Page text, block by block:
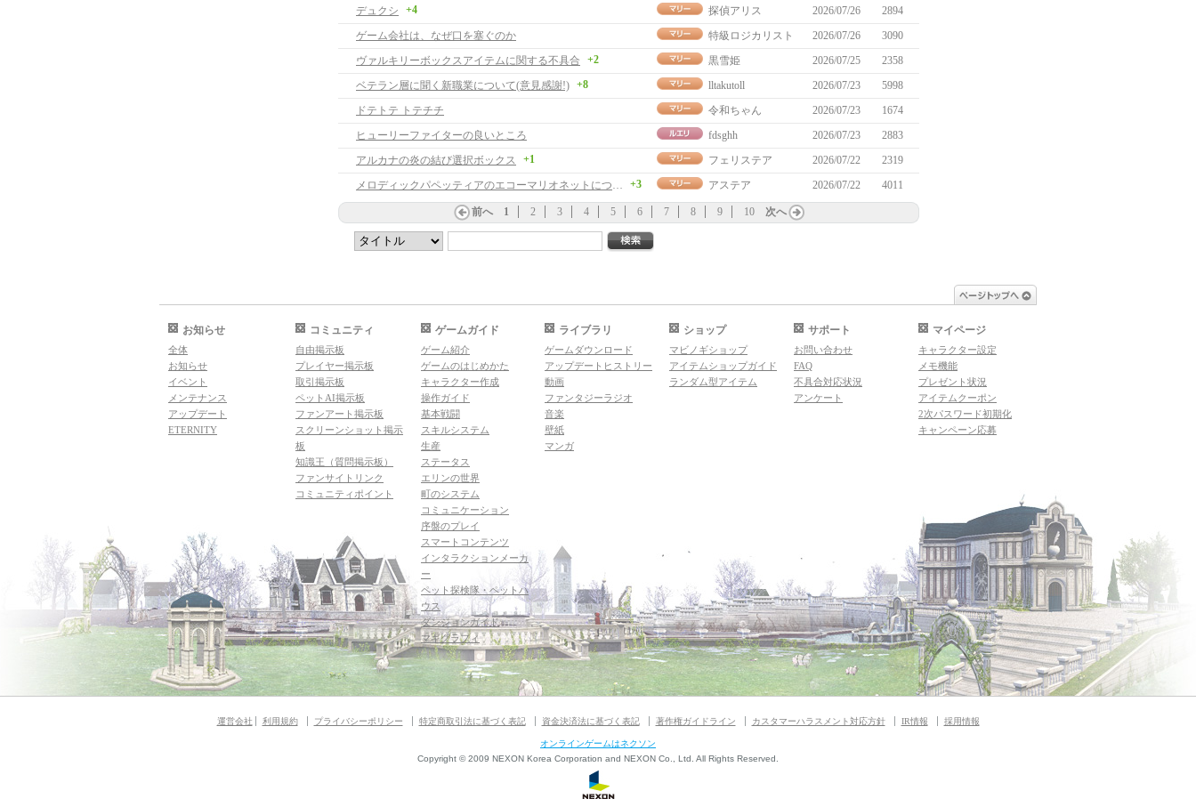
デュクシ
+4 探偵アリス 2026/07/26
2894
ゲーム会社は、なぜ口を塞ぐのか
特級ロジカリスト 2026/07/26
3090
ヴァルキリーボックスアイテムに関する不具合
+2 黒雪姫 2026/07/25
2358
ベテラン層に聞く新職業について(意見感謝!) +8 lltakutoll 2026/07/23
5998
ドテトテ トテチチ
令和ちゃん 2026/07/23
1674
ヒューリーファイターの良いところ
fdsghh 2026/07/23
2883
アルカナの炎の結び選択ボックス
+1 フェリステア 2026/07/22
2319
メロディックパペッティアのエコーマリオネットについて
+3 アステア 2026/07/22 4011
前へ 1 2 3 4 5 6 7 8 9 10 次へ
お知らせ
全体
お知らせ
イベント
メンテナンス
アップデート
ETERNITY
コミュニティ
自由掲示板
プレイヤー掲示板
取引掲示板
ペットAI掲示板
ファンアート掲示板
スクリーンショット掲示
板
知識王（質問掲示板）
ファンサイトリンク
コミュニティポイント
ゲームガイド
ゲーム紹介
ゲームのはじめかた
キャラクター作成
操作ガイド
基本戦闘
スキルシステム
生産
ステータス
エリンの世界
町のシステム
コミュニケーション
序盤のプレイ
スマートコンテンツ
インタラクションメーカ
ー
ペット探検隊・ペットハ
ウス
ダンジョンガイド
マギグラフィ
ライブラリ
ゲームダウンロード
アップデートヒストリー
動画
ファンタジーラジオ
音楽
壁紙
マンガ
ショップ
マビノギショップ
アイテムショップガイド
ランダム型アイテム
サポート
お問い合わせ
FAQ
不具合対応状況
アンケート
マイページ
キャラクター設定
メモ機能
プレゼント状況
アイテムクーポン
2次パスワード初期化
キャンペーン応募
運営会社 利用規約 プライバシーポリシー 特定商取引法に基づく表記 資金決済法に基づく表記 著作権ガイドライン カスタマーハラスメント対応方針 IR情報 採用情報
オンラインゲームはネクソン
Copyright © 2009 NEXON Korea Corporation and NEXON Co., Ltd. All Rights Reserved.